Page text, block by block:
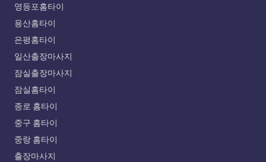
영등포홈타이
용산홈타이
은평홈타이
일산출장마사지
잠실출장마사지
잠실홈타이
종로 홈타이
중구 홈타이
중랑 홈타이
출장마사지